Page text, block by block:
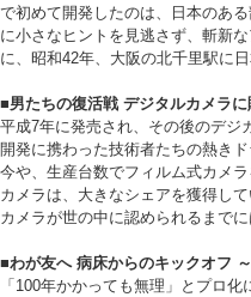
で初めて開発したのは、日本のあ
に小さなヒントを見逃さず、斬新
に、昭和42年、大阪の北千里駅に
■男たちの復活戦 デジタルカメラに
平成7年に発売され、その後のデジ
開発に携わった技術者たちの熱きド
今や、生産台数でフィルム式カメ
カメラは、大きなシェアを獲得し
カメラが世の中に認められるまで
■わが友へ 病床からのキックオフ
「100年かかっても無理」とプロ